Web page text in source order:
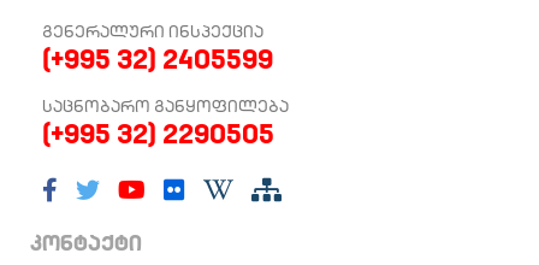
ᲒᲔᲜᲔᲠᲐᲚᲣᲠᲘ ᲘᲜᲡᲞᲔᲥᲪᲘᲐ
(+995 32) 2405599
ᲡᲐᲪᲜᲝᲑᲐᲠᲝ ᲒᲐᲜᲧᲝᲤᲘᲚᲔᲑᲐ
(+995 32) 2290505
კონტაქტი